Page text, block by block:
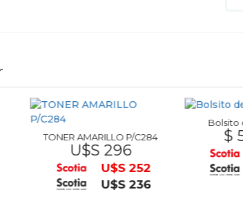
P/C284
296
U$S 252
U$S 236
Bolsito de maquillaje
$ 569,00
$ 483,65
$ 426,75